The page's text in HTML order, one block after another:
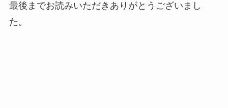
最後までお読みいただきありがとうございまし
た。